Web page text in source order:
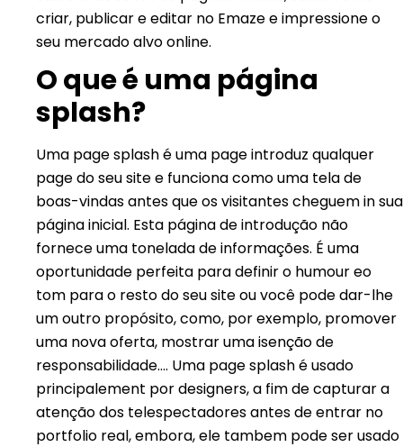
criar, publicar e editar no Emaze e impressione o
seu mercado alvo online.
O que é uma página
splash?
Uma page splash é uma page introduz qualquer
page do seu site e funciona como uma tela de
boas-vindas antes que os visitantes cheguem in sua
página inicial. Esta página de introdução não
fornece uma tonelada de informações. É uma
oportunidade perfeita para definir o humour eo
tom para o resto do seu site ou você pode dar-lhe
um outro propósito, como, por exemplo, promover
uma nova oferta, mostrar uma isenção de
responsabilidade…. Uma page splash é usado
principalement por designers, a fim de capturar a
atenção dos telespectadores antes de entrar no
portfolio real, embora, ele tambem pode ser usado